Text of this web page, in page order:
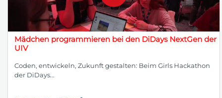
Mädchen programmieren bei den DiDays NextGen der
UIV
Coden, entwickeln, Zukunft gestalten: Beim Girls Hackathon
der DiDays...